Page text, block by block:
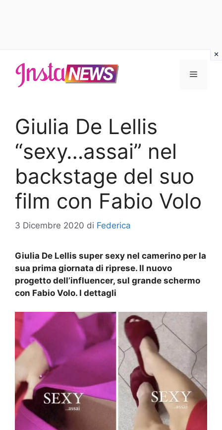
contenuto
Menu
Giulia De Lellis
“sexy…assai” nel
backstage del suo
film con Fabio Volo
3 Dicembre 2020 di Federica
Giulia De Lellis super sexy nel camerino per la
sua prima giornata di riprese. Il nuovo
progetto dell’influencer, sul grande schermo
con Fabio Volo. I dettagli